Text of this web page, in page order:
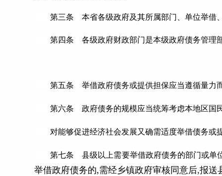
第三条 本省各级政府及其所属部门、单位举借、
第四条 各级政府财政部门是本级政府债务管理部
第五条 举借政府债务或提供担保应当遵循量力而
第六条 政府债务的规模应当统筹考虑本地区国
对能够促进经济社会发展又确需适度举借债务或
第七条 县级以上需要举借政府债务的部门或单
举借政府债务的,需经乡镇政府审核同意后,报送